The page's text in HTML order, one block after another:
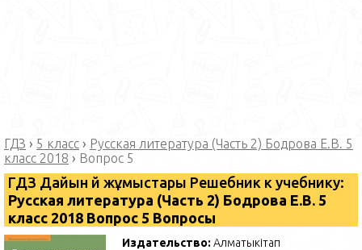
ГДЗ › 5 класс › Русская литература (Часть 2) Бодрова Е.В. 5
класс 2018 › Вопрос 5
ГДЗ Дайын үй жұмыстары Решебник к учебнику:
Русская литература (Часть 2) Бодрова Е.В. 5
класс 2018 Вопрос 5 Вопросы
Издательство:Алматыкітап